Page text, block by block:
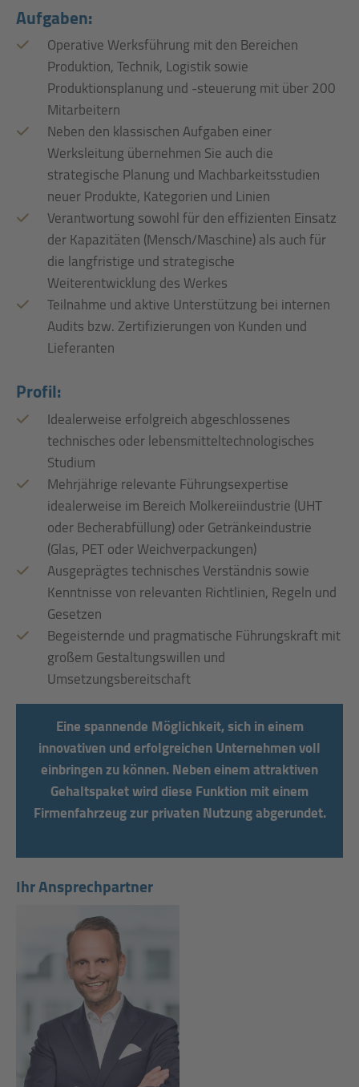
Aufgaben:
Operative Werksführung mit den Bereichen
Produktion, Technik, Logistik sowie
Produktionsplanung und -steuerung mit über 200
Mitarbeitern
Neben den klassischen Aufgaben einer
Werksleitung übernehmen Sie auch die
strategische Planung und Machbarkeitsstudien
neuer Produkte, Kategorien und Linien
Verantwortung sowohl für den effizienten Einsatz
der Kapazitäten (Mensch/Maschine) als auch für
die langfristige und strategische
Weiterentwicklung des Werkes
Teilnahme und aktive Unterstützung bei internen
Audits bzw. Zertifizierungen von Kunden und
Lieferanten
Profil:
Idealerweise erfolgreich abgeschlossenes
technisches oder lebensmitteltechnologisches
Studium
Mehrjährige relevante Führungsexpertise
idealerweise im Bereich Molkereiindustrie (UHT
oder Becherabfüllung) oder Getränkeindustrie
(Glas, PET oder Weichverpackungen)
Ausgeprägtes technisches Verständnis sowie
Kenntnisse von relevanten Richtlinien, Regeln und
Gesetzen
Begeisternde und pragmatische Führungskraft mit
großem Gestaltungswillen und
Umsetzungsbereitschaft
Eine spannende Möglichkeit, sich in einem
innovativen und erfolgreichen Unternehmen voll
einbringen zu können. Neben einem attraktiven
Gehaltspaket wird diese Funktion mit einem
Firmenfahrzeug zur privaten Nutzung abgerundet.
Ihr Ansprechpartner